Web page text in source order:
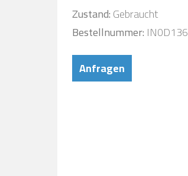
Zustand:Gebraucht
Bestellnummer: IN0D136
Anfragen